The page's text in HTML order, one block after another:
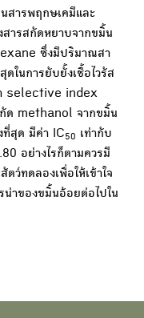
สารพฤกษเคมีและ
สารสกัดหยาบจากขมิ้น
ซึ่งมีปริมาณสา
ในการยับยั้งเชื้อไวรัส
selective index
ด methanol จากขมิ้น
สุด มีค่า IC50 เท่ากับ
อย่างไรก็ตามควรมี
ว์ทดลองเพื่อให้เข้าใจ
น่าของขมิ้นอ้อยต่อไปใน